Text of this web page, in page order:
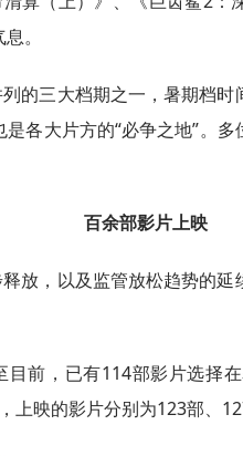
。
的三大档期之一，暑期档
各大片方的“必争之地”。
百余部影片上映
放，以及监管放松趋势的
目前，已有114部影片选择
上映的影片分别为123部、